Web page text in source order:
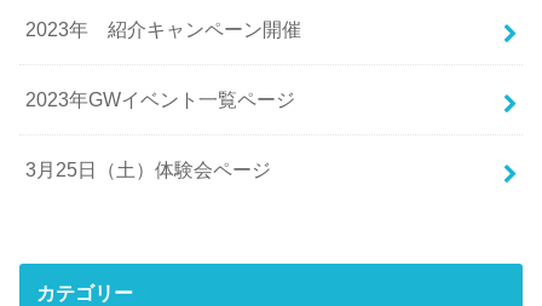
2023年 紹介キャンペーン開催
2023年GWイベント一覧ページ
3月25日（土）体験会ページ
カテゴリー